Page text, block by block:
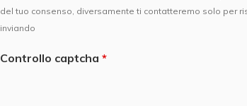
del tuo consenso, diversamente ti contatteremo solo per
inviando
Controllo captcha